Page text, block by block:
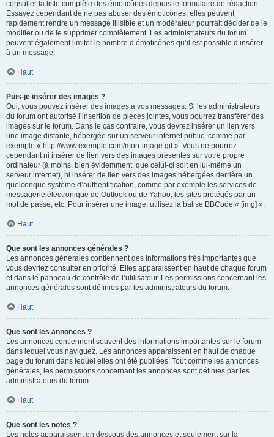
consulter la liste complète des émoticônes depuis le formulaire de rédaction.
Essayez cependant de ne pas abuser des émoticônes, elles peuvent
rapidement rendre un message illisible et un modérateur pourrait décider de le
modifier ou de le supprimer complètement. Les administrateurs du forum
peuvent également limiter le nombre d’émoticônes qu’il est possible d’insérer
à un message.
Haut
Puis-je insérer des images ?
Oui, vous pouvez insérer des images à vos messages. Si les administrateurs
du forum ont autorisé l’insertion de pièces jointes, vous pourrez transférer des
images sur le forum. Dans le cas contraire, vous devrez insérer un lien vers
une image distante, hébergée sur un serveur internet public, comme par
exemple « http://www.exemple.com/mon-image.gif ». Vous ne pourrez
cependant ni insérer de lien vers des images présentes sur votre propre
ordinateur (à moins, bien évidemment, que celui-ci soit en lui-même un
serveur internet), ni insérer de lien vers des images hébergées derrière un
quelconque système d’authentification, comme par exemple les services de
messagerie électronique de Outlook ou de Yahoo, les sites protégés par un
mot de passe, etc. Pour insérer une image, utilisez la balise BBCode « [img] ».
Haut
Que sont les annonces générales ?
Les annonces générales contiennent des informations très importantes que
vous devriez consulter en priorité. Elles apparaissent en haut de chaque forum
et dans le panneau de contrôle de l’utilisateur. Les permissions concernant les
annonces générales sont définies par les administrateurs du forum.
Haut
Que sont les annonces ?
Les annonces contiennent souvent des informations importantes sur le forum
dans lequel vous naviguez. Les annonces apparaissent en haut de chaque
page du forum dans lequel elles ont été publiées. Tout comme les annonces
générales, les permissions concernant les annonces sont définies par les
administrateurs du forum.
Haut
Que sont les notes ?
Les notes apparaissent en dessous des annonces et seulement sur la